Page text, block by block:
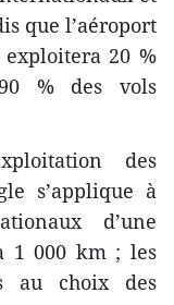
que l’aéroport
20 %
% des vols
des
s’applique à
d’une
1 000 km ; les
au choix des